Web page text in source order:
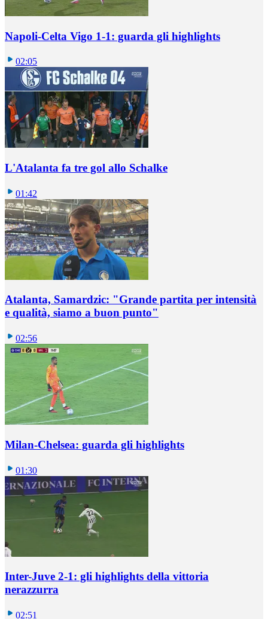
Napoli-Celta Vigo 1-1: guarda gli highlights
02:05
L'Atalanta fa tre gol allo Schalke
01:42
Atalanta, Samardzic: "Grande partita per intensità
e qualità, siamo a buon punto"
02:56
Milan-Chelsea: guarda gli highlights
01:30
Inter-Juve 2-1: gli highlights della vittoria
nerazzurra
02:51